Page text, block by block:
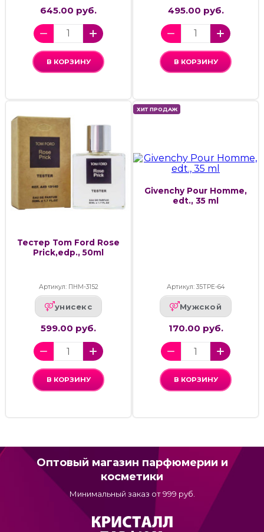
645.00 руб.
В КОРЗИНУ
495.00 руб.
В КОРЗИНУ
Тестер Tom Ford Rose
Prick,edp., 50ml
Артикул: ПНМ-3152
унисекс
599.00 руб.
В КОРЗИНУ
ХИТ ПРОДАЖ
Givenchy Pour Homme,
edt., 35 ml
Артикул: 35ТРЕ-64
Мужской
170.00 руб.
В КОРЗИНУ
Оптовый магазин парфюмерии и
косметики
Минимальный заказ от 999 руб.